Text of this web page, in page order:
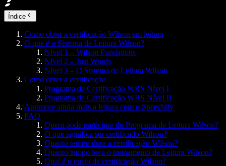
Índice
Como obter a certificação Wilson em leitura
O que é o Sistema de Leitura Wilson?
Nível 1 – Wilson Fundations
Nível 2 – Just Words
Nível 3 – O Sistema de Leitura Wilson
Como obter a certificação
Programa de Certificação WRS Nível I
Programa de Certificação WRS Nível II
Aprimore ainda mais a leitura com o Speechify
FAQ
Quem pode participar do Programa de Leitura Wilson?
O que significa ser certificado Wilson?
Quanto tempo dura a certificação Wilson?
Quanto tempo leva o treinamento de Leitura Wilson?
Qual é o custo da certificação Wilson?